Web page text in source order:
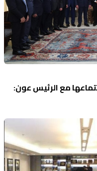
مع الرئيس عون: